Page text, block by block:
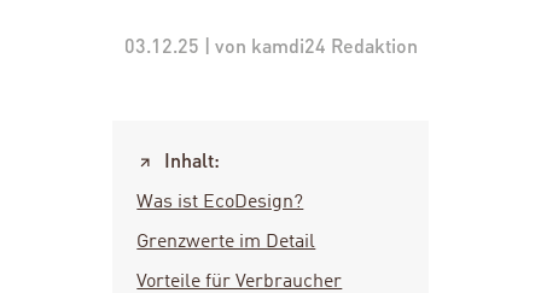
03.12.25 | von kamdi24 Redaktion
Inhalt:
Was ist EcoDesign?
Grenzwerte im Detail
Vorteile für Verbraucher